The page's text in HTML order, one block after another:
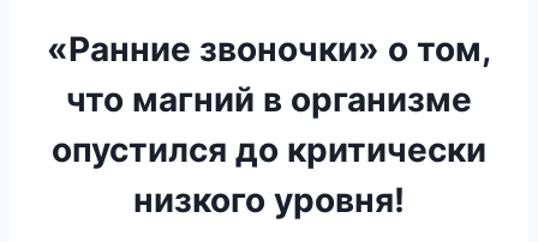
«Ранние звоночки» о том,
что магний в организме
опустился до критически
низкого уровня!